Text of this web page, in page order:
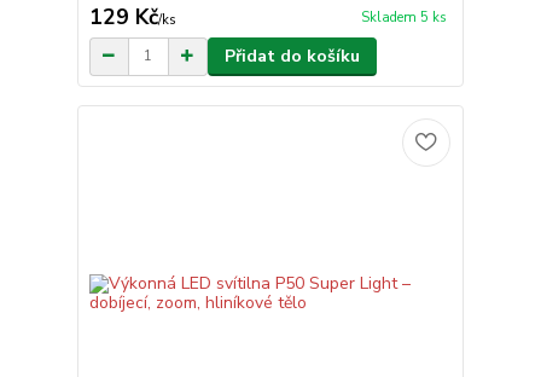
129 Kč/ks Skladem 5 ks
Přidat do košíku